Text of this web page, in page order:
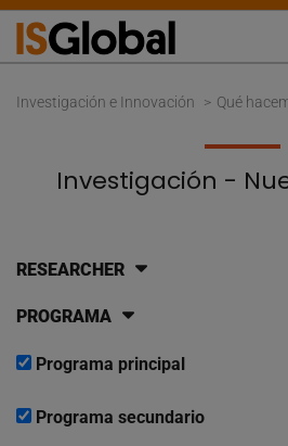
Investigación e Innovación Qué
Investigación -
RESEARCHER
PROGRAMA
Programa principal
Programa secundario